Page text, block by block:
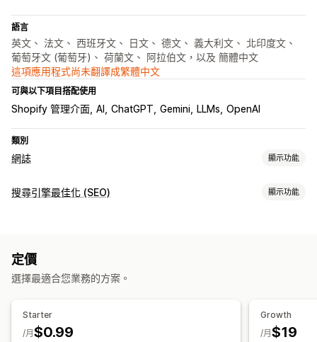
語言
英文、 法文、 西班牙文、 日文、 德文、 義大利文、 北印度文、
葡萄牙文 (葡萄牙)、 荷蘭文、 阿拉伯文，以及 簡體中文
這項應用程式尚未翻譯成繁體中文
可與以下項目搭配使用
Shopify 管理介面 AI ChatGPT Gemini LLMs OpenAI
類別
網誌 顯示功能
建立內容
搜尋引擎最佳化 (SEO)
關鍵字最佳化
搜尋列
精選貼文
搜尋引擎最佳化 (SEO) 顯示功能
定價
選擇最適合您業務的方案。
Starter
$0.99
/月
Growth
$19
/月